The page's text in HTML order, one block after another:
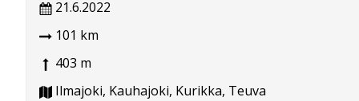
21.6.2022
101 km
403 m
Ilmajoki, Kauhajoki, Kurikka, Teuva